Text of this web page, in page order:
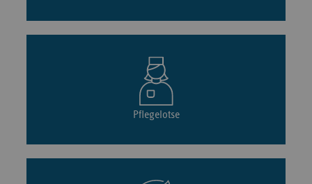
Pflegelotse